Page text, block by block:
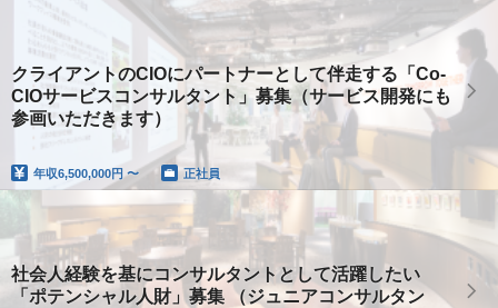
クライアントのCIOにパートナーとして伴走する「Co-
CIOサービスコンサルタント」募集（サービス開発にも
参画いただきます）
年収6,500,000円 〜 正社員
社会人経験を基にコンサルタントとして活躍したい
「ポテンシャル人財」募集 （ジュニアコンサルタン